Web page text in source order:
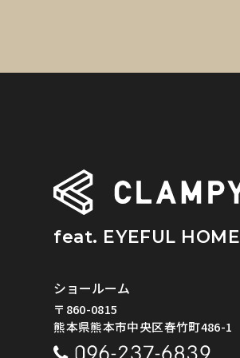
feat. EYEFUL HOME
ショールーム
〒860-0815
熊本県熊本市中央区春竹町486-1